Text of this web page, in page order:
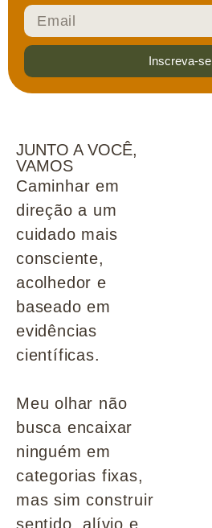
Inscreva-se
JUNTO A VOCÊ,
VAMOS
Caminhar em
direção a um
cuidado mais
consciente,
acolhedor e
baseado em
evidências
científicas.
Meu olhar não
busca encaixar
ninguém em
categorias fixas,
mas sim construir
sentido, alívio e